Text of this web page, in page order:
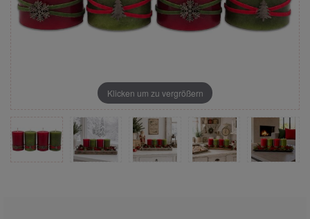
Klicken um zu vergrößern